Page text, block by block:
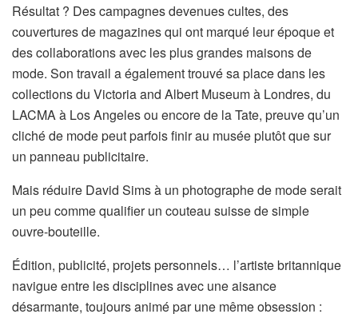
Résultat ? Des campagnes devenues cultes, des
couvertures de magazines qui ont marqué leur époque et
des collaborations avec les plus grandes maisons de
mode. Son travail a également trouvé sa place dans les
collections du Victoria and Albert Museum à Londres, du
LACMA à Los Angeles ou encore de la Tate, preuve qu’un
cliché de mode peut parfois finir au musée plutôt que sur
un panneau publicitaire.
Mais réduire David Sims à un photographe de mode serait
un peu comme qualifier un couteau suisse de simple
ouvre-bouteille.
Édition, publicité, projets personnels… l’artiste britannique
navigue entre les disciplines avec une aisance
désarmante, toujours animé par une même obsession :